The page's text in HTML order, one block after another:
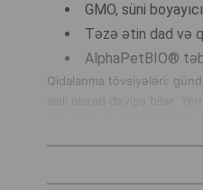
GMO, süni
Təzə ətin dad və
AlphaPetBIO®
Qidalanma tövsiyələri:
asılı olaraq dəyişə bilər.
soyuducuda 2 gündən çox